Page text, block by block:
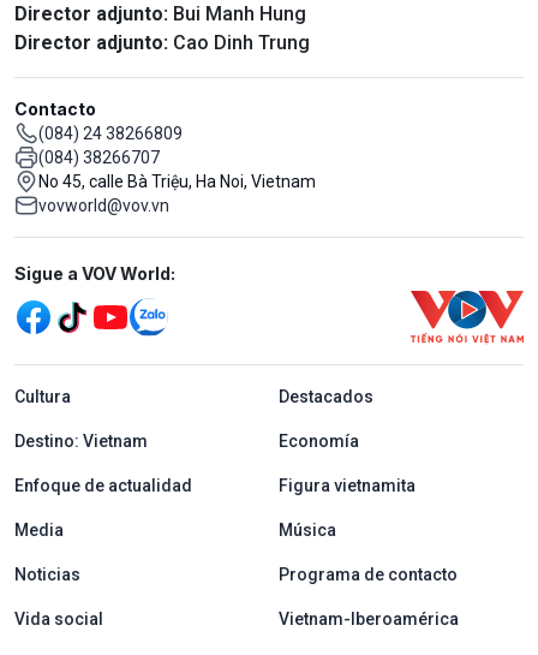
Director adjunto: Bui Manh Hung
Director adjunto: Cao Dinh Trung
Contacto
(084) 24 38266809
(084) 38266707
No 45, calle Bà Triệu, Ha Noi, Vietnam
vovworld@vov.vn
Mạng xã hội
Sigue a VOV World:
menu footer tiếng Tây ban nha
Cultura Destacados
Destino: Vietnam Economía
Enfoque de actualidad Figura vietnamita
Media Música
Noticias Programa de contacto
Vida social Vietnam-Iberoamérica